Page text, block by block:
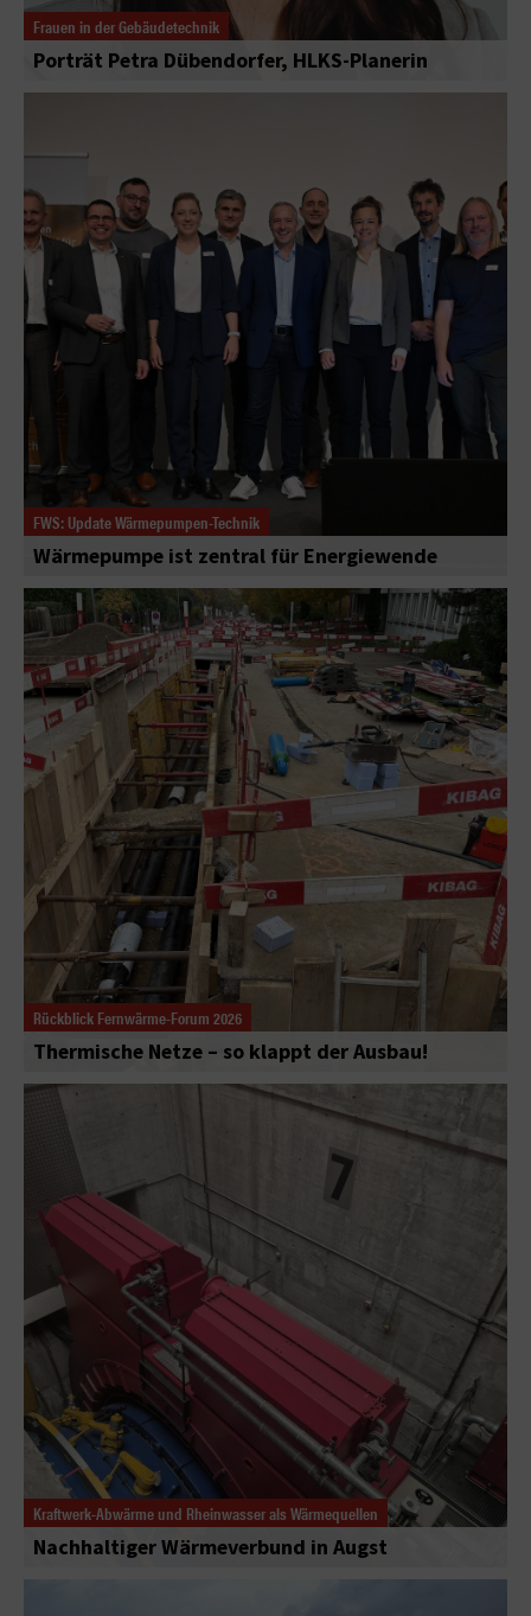
Frauen in der Gebäudetechnik
Porträt Petra Dübendorfer, HLKS-Planerin
FWS: Update Wärmepumpen-Technik
Wärmepumpe ist zentral für Energiewende
Rückblick Fernwärme-Forum 2026
Thermische Netze – so klappt der Ausbau!
Kraftwerk-Abwärme und Rheinwasser als Wärmequellen
Nachhaltiger Wärmeverbund in Augst